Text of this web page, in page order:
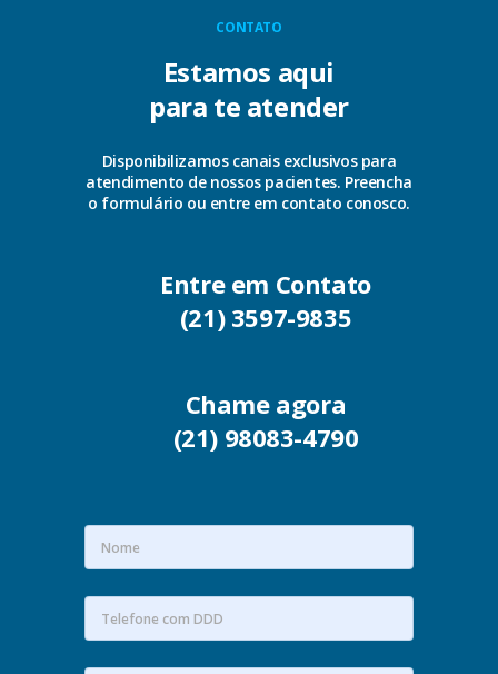
CONTATO
Estamos aqui
para te atender
Disponibilizamos canais exclusivos para
atendimento de nossos pacientes. Preencha
o formulário ou entre em contato conosco.
Entre em Contato
(21) 3597-9835
Chame agora
(21) 98083-4790